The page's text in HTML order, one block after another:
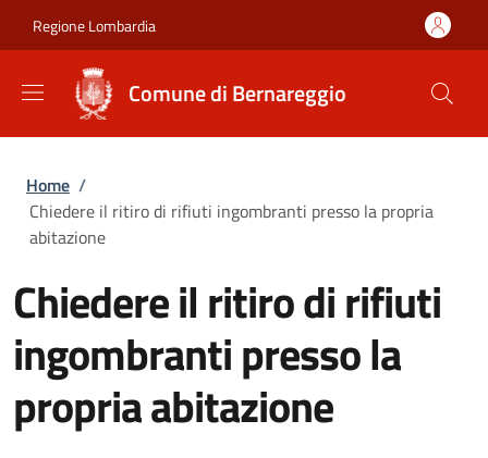
Regione Lombardia
Comune di Bernareggio
Briciole di pane
Home /
Chiedere il ritiro di rifiuti ingombranti presso la propria
abitazione
Chiedere il ritiro di rifiuti
ingombranti presso la
propria abitazione